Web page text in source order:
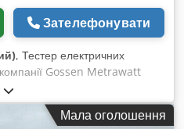
Зателефонувати
, Тестер електричних
компанії Gossen Metrawatt
для професійних
і контролю безпеки.
використовується
Мала оголошення